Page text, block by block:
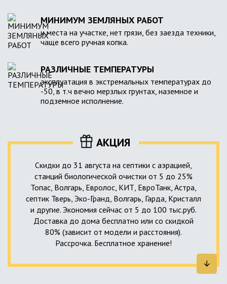
МИНИМУМ ЗЕМЛЯНЫХ РАБОТ
и места на участке, нет грязи, без заезда техники,
чаще всего ручная копка.
РАЗЛИЧНЫЕ ТЕМПЕРАТУРЫ
эксплуатация в экстремальных температурах до
-50, в т.ч вечно мерзлых грунтах, наземное и
подземное исполнение.
АКЦИЯ
Скидки до 31 августа на септики с аэрацией,
станций биологической очистки от 5 до 25%
Топас, Волгарь, Евролос, КИТ, ЕвроТанк, Астра,
септик Тверь, Эко-Гранд, Волгарь, Гарда, Кристалл
и другие. Экономия сейчас от 5 до 100 тыс.руб.
Доставка до дома бесплатно или со скидкой
80% (зависит от модели и расстояния).
Рассрочка. Бесплатное хранение!